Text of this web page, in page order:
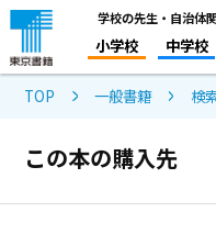
学校の先生・自治体
小学校 中学校
TOP 一般書籍 検
この本の購入先